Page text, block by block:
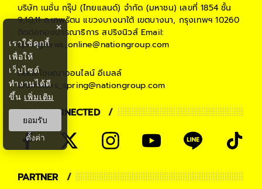
บริษัท เนชั่น กรุ๊ป (ไทยแลนด์) จำกัด (มหาชน) เลขที่ 1854 ชั้น
9,10,11 ถ.เทพรัตน แขวงบางนาใต้ เขตบางนา, กรุงเทพฯ 10260
ติดต่อกองบรรณาธิการ สปริงนิวส์Email:
springnews_online@nationgroup.com
ติดต่อโฆษณาออนไลน์ อีเมลล์
teamsales_spring@nationgroup.com
STAY CONNECTED
PARTNER
×
เราใช้คุกกี้
เพื่อให้
เว็บไซต์
ทำงานได้ดี
ขึ้น เพิ่มเติม
ยอมรับ
ตั้งค่า